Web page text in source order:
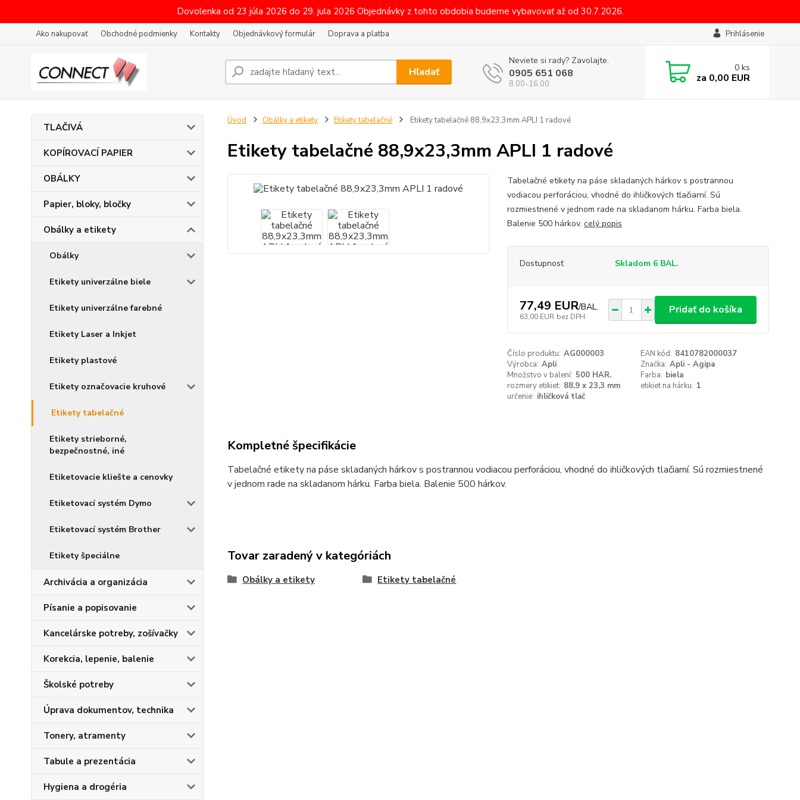
Dovolenka od 23 júla 2026 do 29. jula 2026 Objednávky z tohto obdobia budeme vybavovať až od 30.7.2026.
Ako nakupovať Obchodné podmienky Kontakty Objednávkový formulár Doprava a platba Prihlásenie
Hľadať
Neviete si rady? Zavolajte.
0905 651 068
8.00-16.00
0 ks
za 0,00 EUR
TLAČIVÁ
KOPÍROVACÍ PAPIER
OBÁLKY
Papier, bloky, bločky
Obálky a etikety
Obálky
Etikety univerzálne biele
Etikety univerzálne farebné
Etikety Laser a Inkjet
Etikety plastové
Etikety označovacie kruhové
Etikety tabelačné
Etikety strieborné,
bezpečnostné, iné
Etiketovacie kliešte a cenovky
Etiketovací systém Dymo
Etiketovací systém Brother
Etikety špeciálne
Archivácia a organizácia
Písanie a popisovanie
Kancelárske potreby, zošívačky
Korekcia, lepenie, balenie
Školské potreby
Úprava dokumentov, technika
Tonery, atramenty
Tabule a prezentácia
Hygiena a drogéria
Úvod Obálky a etikety Etikety tabelačné Etikety tabelačné 88,9x23,3mm APLI 1 radové
Etikety tabelačné 88,9x23,3mm APLI 1 radové
Tabelačné etikety na páse skladaných hárkov s postrannou
vodiacou perforáciou, vhodné do ihličkových tlačiarní. Sú
rozmiestnené v jednom rade na skladanom hárku. Farba biela.
Balenie 500 hárkov. celý popis
Dostupnosť Skladom 6 BAL.
77,49 EUR/BAL.
63,00 EUR bez DPH
Pridať do košíka
Číslo produktu: AG000003 EAN kód: 8410782000037
Výrobca: Apli Značka: Apli - Agipa
Množstvo v balení: 500 HAR. Farba: biela
rozmery etikiet: 88,9 x 23,3 mm etikiet na hárku: 1
určenie: ihličková tlač
Kompletné špecifikácie
Tabelačné etikety na páse skladaných hárkov s postrannou vodiacou perforáciou, vhodné do ihličkových tlačiarní. Sú rozmiestnené
v jednom rade na skladanom hárku. Farba biela. Balenie 500 hárkov.
Tovar zaradený v kategóriách
Obálky a etikety Etikety tabelačné